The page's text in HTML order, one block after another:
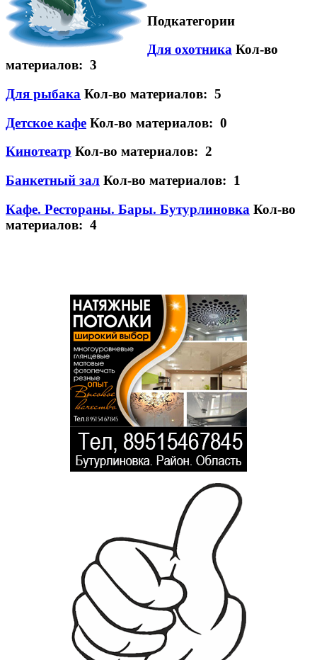
Подкатегории
Для охотника Кол-во
материалов: 3
Для рыбака Кол-во материалов: 5
Детское кафе Кол-во материалов: 0
Кинотеатр Кол-во материалов: 2
Банкетный зал Кол-во материалов: 1
Кафе. Рестораны. Бары. Бутурлиновка Кол-во
материалов: 4